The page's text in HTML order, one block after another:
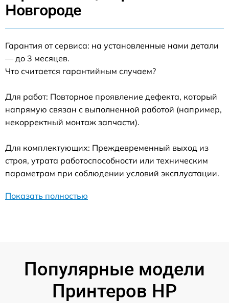
Новгороде
Гарантия от сервиса: на установленные нами детали
— до 3 месяцев.
Что считается гарантийным случаем?
Для работ: Повторное проявление дефекта, который
напрямую связан с выполненной работой (например,
некорректный монтаж запчасти).
Для комплектующих: Преждевременный выход из
строя, утрата работоспособности или техническим
параметрам при соблюдении условий эксплуатации.
Показать полностью
Популярные модели
Принтеров HP